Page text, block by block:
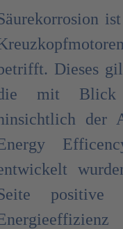
Dieses
mit Blick
der
positive